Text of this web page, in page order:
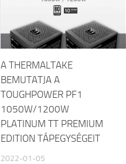
A THERMALTAKE
BEMUTATJA A
TOUGHPOWER PF1
1050W/1200W
PLATINUM TT PREMIUM
EDITION TÁPEGYSÉGEIT
2022-01-05